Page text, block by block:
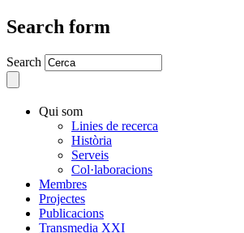
Search form
Search
Qui som
Linies de recerca
Història
Serveis
Col·laboracions
Membres
Projectes
Publicacions
Transmedia XXI